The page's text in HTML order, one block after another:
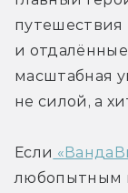
путешествия
и
масштабная
не силой, а
Если
любопытным